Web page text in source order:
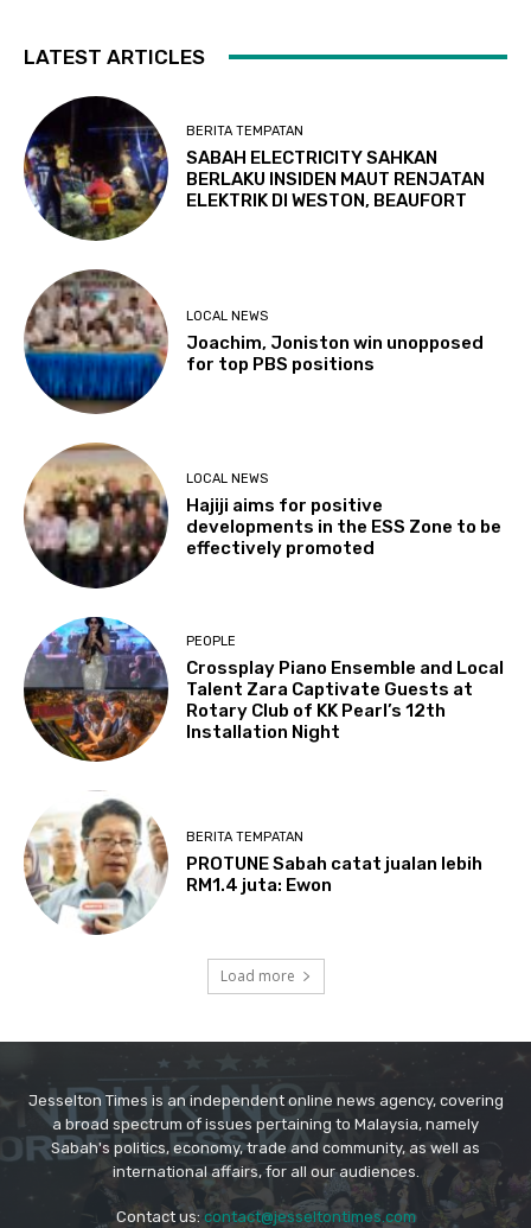
Jesselton Times is an independent online news agency, covering
a broad spectrum of issues pertaining to Malaysia, namely
Sabah's politics, economy, trade and community, as well as
international affairs, for all our audiences.
Contact us: contact@jesseltontimes.com